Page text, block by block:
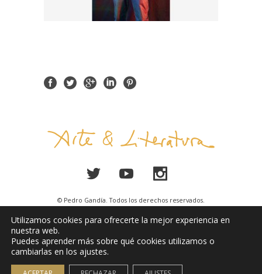
© Pedro Gandía. Todos los derechos reservados.
Aviso Legal
Utilizamos cookies para ofrecerte la mejor experiencia en
nuestra web.
Puedes aprender más sobre qué cookies utilizamos o
cambiarlas en los ajustes.